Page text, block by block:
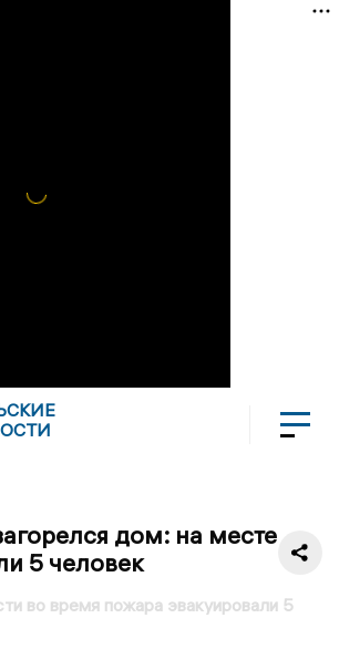
дом: на месте
5 человек
во время пожара эвакуировали 5